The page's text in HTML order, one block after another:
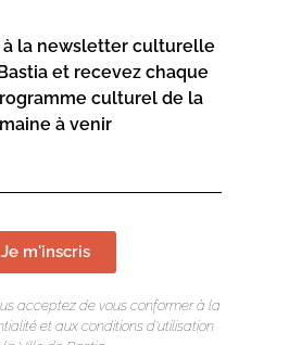
à la newsletter culturelle
et recevez chaque
culturel de la
à venir
Je m'inscris
acceptez de vous conformer à la
et aux conditions d’utilisation